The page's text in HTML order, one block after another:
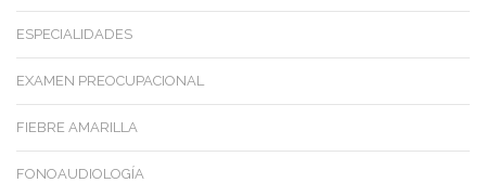
ESPECIALIDADES
EXAMEN PREOCUPACIONAL
FIEBRE AMARILLA
FONOAUDIOLOGÍA